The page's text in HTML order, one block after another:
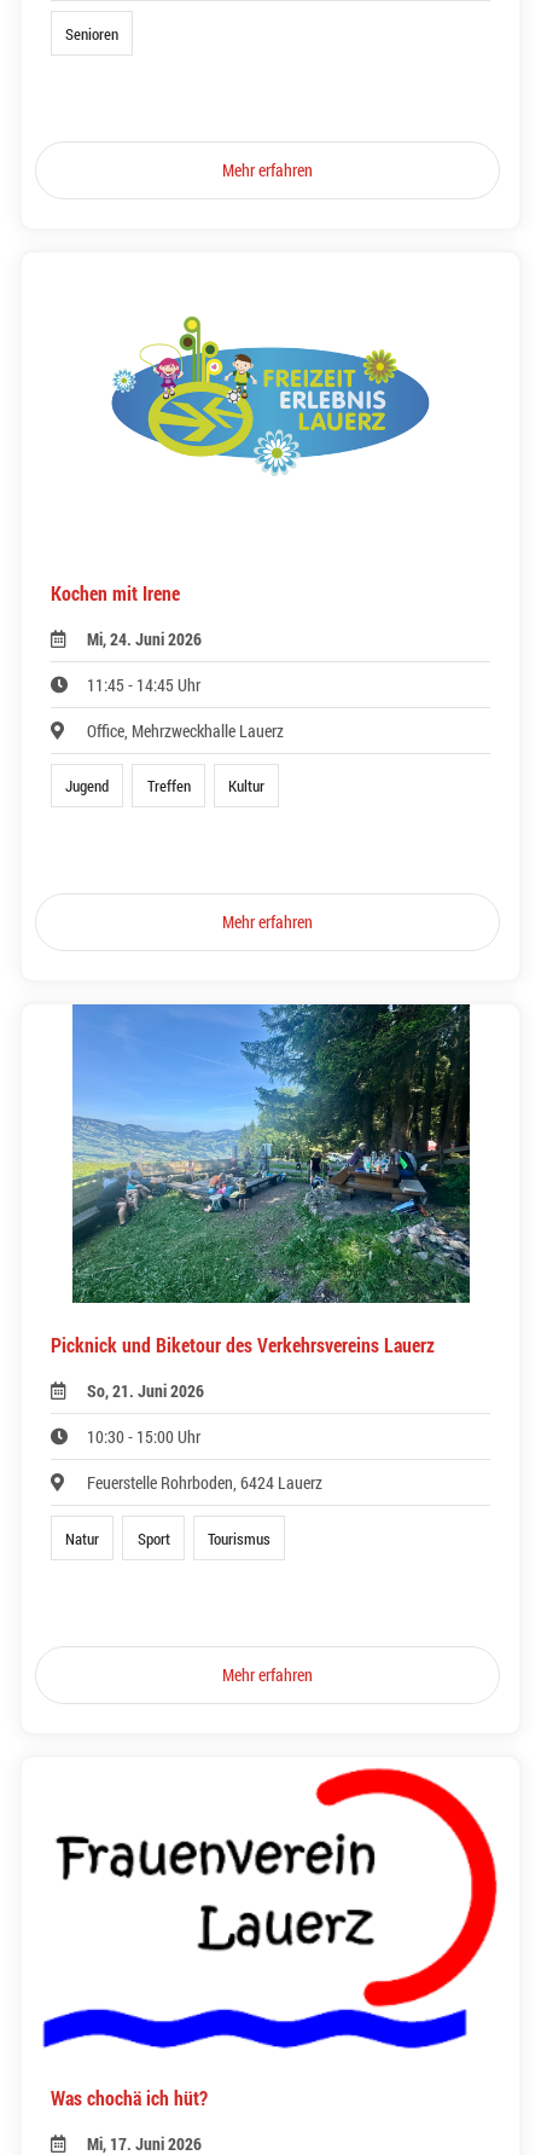
Senioren
Mehr erfahren
Kochen mit Irene
Mi, 24. Juni 2026
11:45 - 14:45 Uhr
Office, Mehrzweckhalle Lauerz
Jugend Treffen Kultur
Mehr erfahren
Picknick und Biketour des Verkehrsvereins Lauerz
So, 21. Juni 2026
10:30 - 15:00 Uhr
Feuerstelle Rohrboden, 6424 Lauerz
Natur Sport Tourismus
Mehr erfahren
Was chochä ich hüt?
Mi, 17. Juni 2026